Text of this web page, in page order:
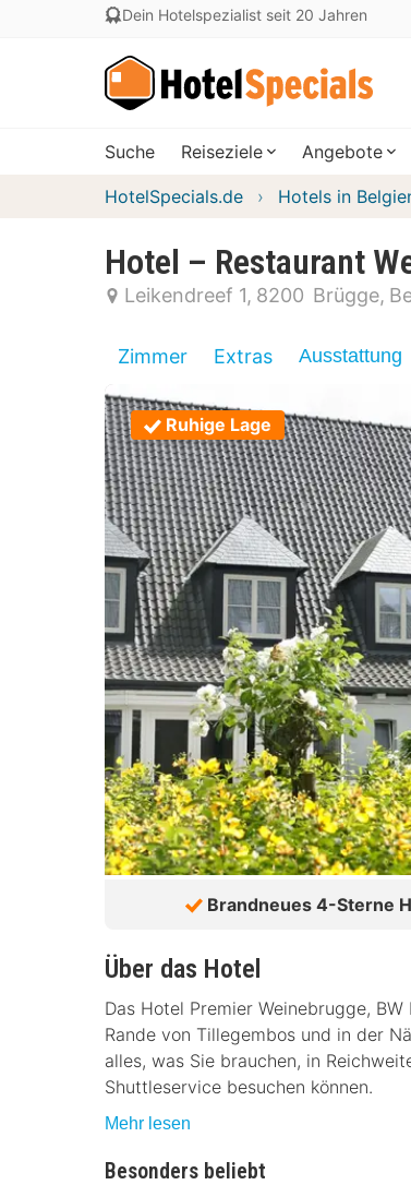
Dein Hotelspezialist seit 20 Jahren
Suche Reiseziele Angebote
HotelSpecials.de Hotels in
Hotel – Restaurant
Leikendreef 1 8200 Brügge
Zimmer Extras Ausstattung
Ruhige Lage
Brandneues 4-Sterne
Über das Hotel
Das Hotel Premier Weinebrugge,
Rande von Tillegembos und in der
alles, was Sie brauchen, in
Shuttleservice besuchen können.
Mehr lesen
Besonders beliebt